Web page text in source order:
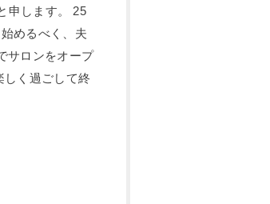
申します。 25
めるべく、夫
サロンをオープ
しく過ごして終